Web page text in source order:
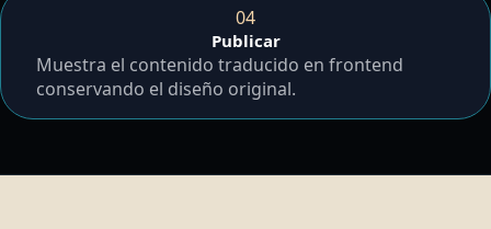
04
Publicar
Muestra el contenido traducido en frontend
conservando el diseño original.